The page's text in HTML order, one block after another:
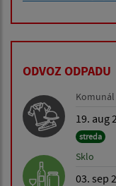
ODVOZ ODPADU
Komunál
19. aug
streda
Sklo
03. sep